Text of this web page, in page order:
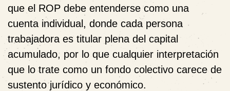
que el ROP debe entenderse como una
cuenta individual, donde cada persona
trabajadora es titular plena del capital
acumulado, por lo que cualquier interpretación
que lo trate como un fondo colectivo carece de
sustento jurídico y económico.